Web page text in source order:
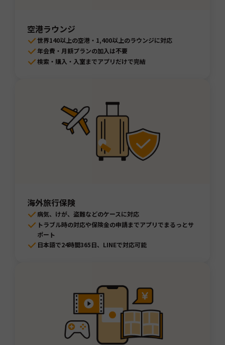
空港ラウンジ
世界140以上の空港・1,400以上のラウンジに対応
年会費・月額プランの加入は不要
検索・購入・入室までアプリだけで完結
海外旅行保険
病気、けが、盗難などのケースに対応
トラブル時の対応や保険金の申請までアプリでまるっとサ
ポート
日本語で24時間365日、LINEで対応可能